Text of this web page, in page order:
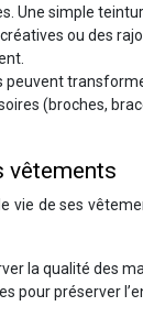
Une simple
ou des
peuvent
(broches,
vêtements
vie de ses
la qualité des
pour préserver